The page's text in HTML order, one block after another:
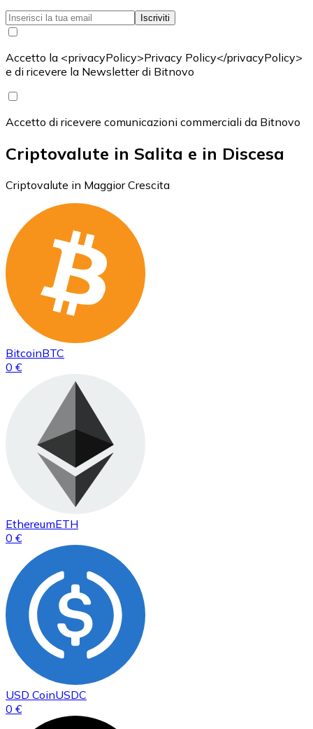
Iscriviti
Accetto la <privacyPolicy>Privacy Policy</privacyPolicy>
e di ricevere la Newsletter di Bitnovo
Accetto di ricevere comunicazioni commerciali da Bitnovo
Criptovalute in Salita e in Discesa
Criptovalute in Maggior Crescita
BitcoinBTC
0 €
EthereumETH
0 €
USD CoinUSDC
0 €